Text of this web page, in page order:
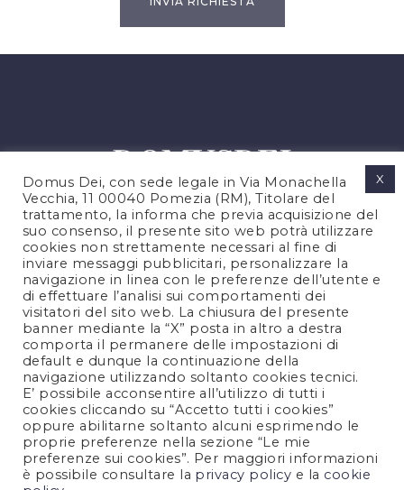
PRIVACY POLICY
COOKIES POLICY
NOTE LEGALI
CONTATTACI
FOLLOW US
Domus Dei, con sede legale in Via Monachella
Vecchia, 11 00040 Pomezia (RM), Titolare del
trattamento, la informa che previa acquisizione del
suo consenso, il presente sito web potrà utilizzare
cookies non strettamente necessari al fine di
inviare messaggi pubblicitari, personalizzare la
navigazione in linea con le preferenze dell’utente e
di effettuare l’analisi sui comportamenti dei
visitatori del sito web. La chiusura del presente
banner mediante la “X” posta in altro a destra
comporta il permanere delle impostazioni di
default e dunque la continuazione della
navigazione utilizzando soltanto cookies tecnici.
E’ possibile acconsentire all’utilizzo di tutti i
cookies cliccando su “Accetto tutti i cookies”
oppure abilitarne soltanto alcuni esprimendo le
proprie preferenze nella sezione “Le mie
preferenze sui cookies”. Per maggiori informazioni
è possibile consultare la privacy policy e la cookie
X